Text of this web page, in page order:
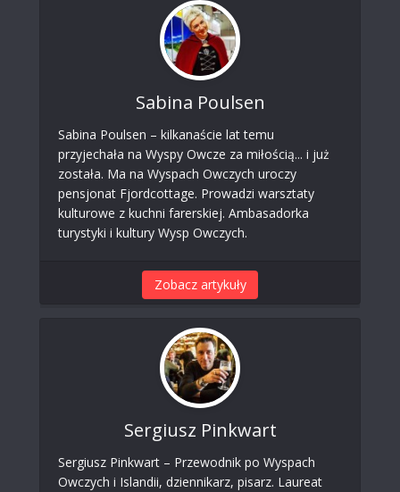
Sabina Poulsen
Sabina Poulsen – kilkanaście lat temu
przyjechała na Wyspy Owcze za miłością... i już
została. Ma na Wyspach Owczych uroczy
pensjonat Fjordcottage. Prowadzi warsztaty
kulturowe z kuchni farerskiej. Ambasadorka
turystyki i kultury Wysp Owczych.
Zobacz artykuły
Sergiusz Pinkwart
Sergiusz Pinkwart – Przewodnik po Wyspach
Owczych i Islandii, dziennikarz, pisarz. Laureat